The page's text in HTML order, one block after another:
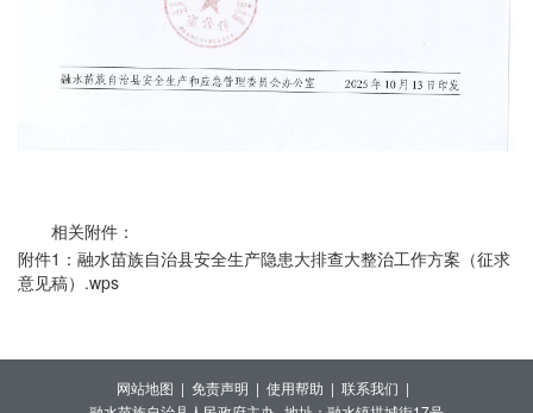
相关附件：
附件1：融水苗族自治县安全生产隐患大排查大整治工作方案（征求
意见稿）.wps
网站地图 | 免责声明 | 使用帮助 | 联系我们 |